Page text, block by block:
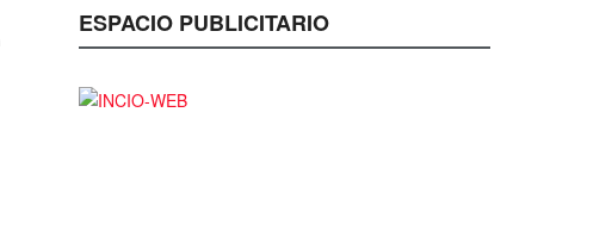
ESPACIO PUBLICITARIO